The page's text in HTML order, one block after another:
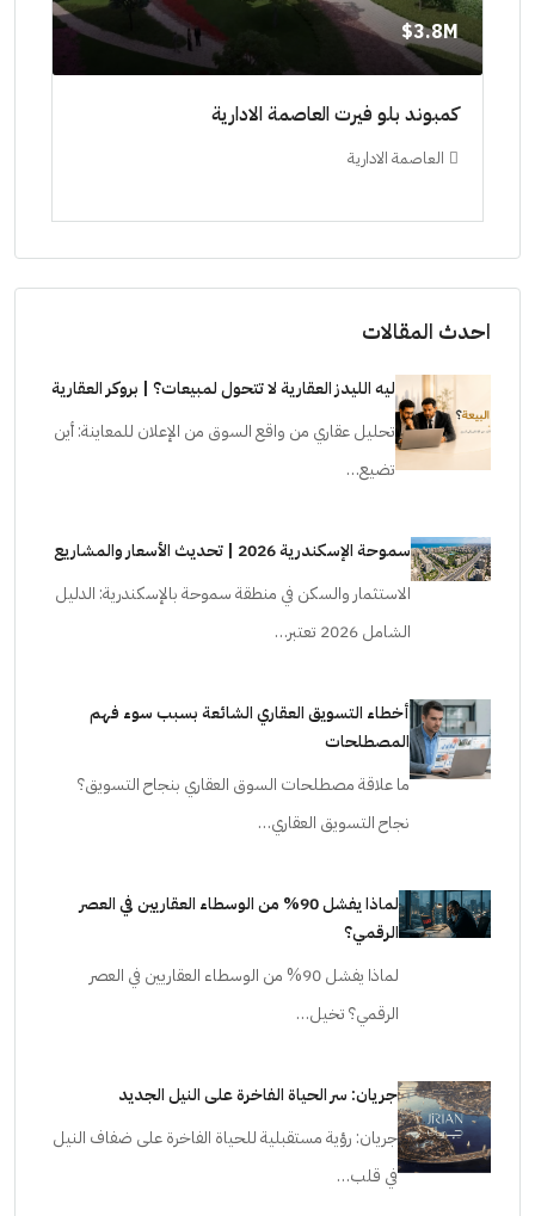
3.8M$
كمبوند بلو فيرت العاصمة الادارية
العاصمة الادارية
احدث المقالات
ليه الليدز العقارية لا تتحول لمبيعات؟ | بروكر العقارية
تحليل عقاري من واقع السوق من الإعلان للمعاينة: أين
تضيع…
سموحة الإسكندرية 2026 | تحديث الأسعار والمشاريع
الاستثمار والسكن في منطقة سموحة بالإسكندرية: الدليل
الشامل 2026 تعتبر…
أخطاء التسويق العقاري الشائعة بسبب سوء فهم
المصطلحات
ما علاقة مصطلحات السوق العقاري بنجاح التسويق؟
نجاح التسويق العقاري…
لماذا يفشل 90% من الوسطاء العقاريين في العصر
الرقمي؟
لماذا يفشل 90% من الوسطاء العقاريين في العصر
الرقمي؟ تخيل…
جريان: سر الحياة الفاخرة على النيل الجديد
جريان: رؤية مستقبلية للحياة الفاخرة على ضفاف النيل
في قلب…